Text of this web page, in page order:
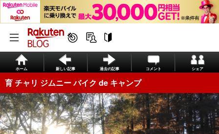
ホーム 新しい記事 過去の記事 コメント シェア
育 チャリ ジムニー バイク de キャンプ